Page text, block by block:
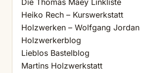
Die Thomas Maey Linkliste
Heiko Rech – Kurswerkstatt
Holzwerken – Wolfgang Jordan
Holzwerkerblog
Lieblos Bastelblog
Martins Holzwerkstatt